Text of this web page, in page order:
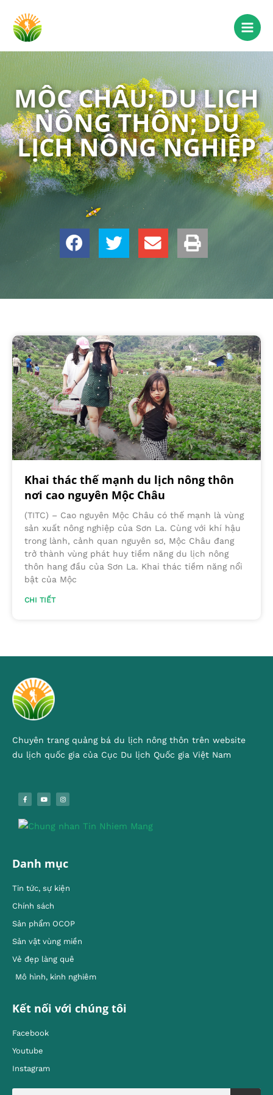
MỘC CHÂU; DU LỊCH
NÔNG THÔN; DU
LỊCH NÔNG NGHIỆP
Khai thác thế mạnh du lịch nông thôn
nơi cao nguyên Mộc Châu
(TITC) – Cao nguyên Mộc Châu có thế mạnh là vùng
sản xuất nông nghiệp của Sơn La. Cùng với khí hậu
trong lành, cảnh quan nguyên sơ, Mộc Châu đang
trở thành vùng phát huy tiềm năng du lịch nông
thôn hang đầu của Sơn La. Khai thác tiềm năng nổi
bật của Mộc
CHI TIẾT
Chuyên trang quảng bá du lịch nông thôn trên website
du lịch quốc gia của Cục Du lịch Quốc gia Việt Nam
Danh mục
Tin tức, sự kiện
Chính sách
Sản phẩm OCOP
Sản vật vùng miền
Vẻ đẹp làng quê
Mô hình, kinh nghiêm
Kết nối với chúng tôi
Facebook
Youtube
Instagram